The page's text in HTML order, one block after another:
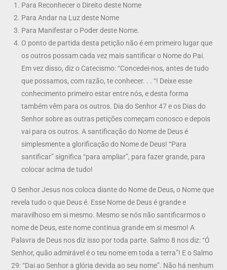
Para Reconhecer o Direito deste Nome
Para Andar na Luz deste Nome
Para Manifestar o Poder deste Nome.
O ponto de partida desta petição não é em primeiro lugar que
os outros possam cada vez mais santificar o Nome do Pai.
Em vez disso, diz o Catecismo: “Concedei-nos, antes de tudo
que possamos, com razão, te conhecer. . . “! Deixe esse
conhecimento primeiro estar entre nós, e desta forma
também vêm para os outros. Dia do Senhor 47 e os Dias do
Senhor sobre as outras petições começam conosco e depois
vai para os outros. A santificação do Nome de Deus é
simplesmente a glorificação do Nome de Deus! “Para
santificar” significa “para ampliar”, para fazer grande, para
colocar acima de tudo!
O Senhor Jesus nos coloca diante do Nome de Deus, o Nome que
revela tudo o que Deus é. Esse Nome de Deus é grande e
maravilhoso em si mesmo. Mesmo se nós não santificarmos o
nome de Deus, este nome continua grande em si mesmo! A
Palavra de Deus nos diz isso por toda parte. Salmo 8 nos diz: “Ó
Senhor, quão admirável é o teu nome em toda a terra”! E o Salmo
29: “Dai ao Senhor a glória devida ao seu nome”. Não há nenhum